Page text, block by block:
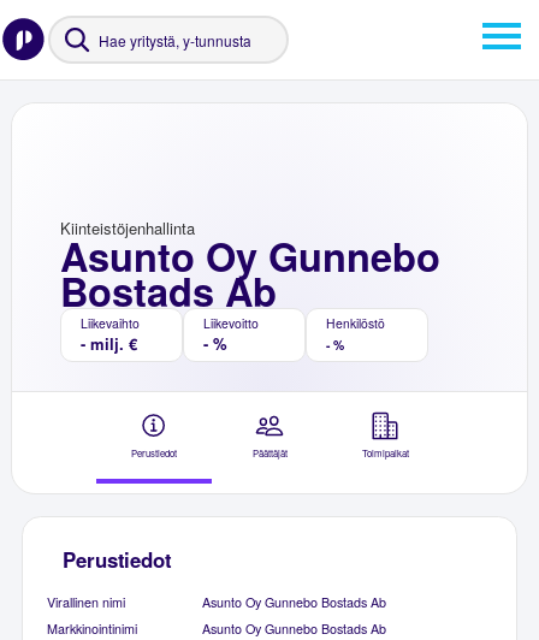
Asunto Oy Gunnebo
Bostads Ab
Kiinteistöjenhallinta
Liikevaihto
- milj. €
Liikevoitto
- %
Henkilöstö
- %
Perustiedot Päättäjät Toimipaikat
Perustiedot
Virallinen nimi
Asunto Oy Gunnebo Bostads Ab
Markkinointinimi
Asunto Oy Gunnebo Bostads Ab